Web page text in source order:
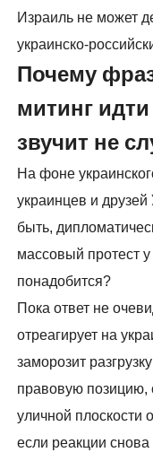
Израиль не может
украинско-
Почему
митинг
звучит не
На фоне
украинцев и
быть,
массовый протест
понадобится?
Пока ответ не
отреагирует на
заморозит
правовую позицию,
уличной плоскости
если реакции